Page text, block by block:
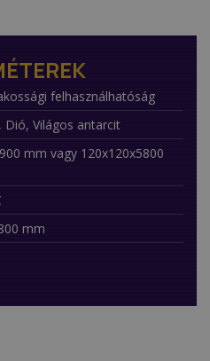
felhasználhatóság
Dió, Világos antarcit
mm vagy 120x120x5800
mm